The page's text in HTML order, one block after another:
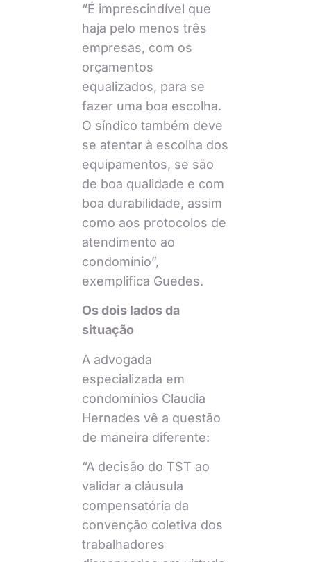
“É imprescindível que
haja pelo menos três
empresas, com os
orçamentos
equalizados, para se
fazer uma boa escolha.
O síndico também deve
se atentar à escolha dos
equipamentos, se são
de boa qualidade e com
boa durabilidade, assim
como aos protocolos de
atendimento ao
condomínio”,
exemplifica Guedes.
Os dois lados da
situação
A advogada
especializada em
condomínios Claudia
Hernades vê a questão
de maneira diferente:
“A decisão do TST ao
validar a cláusula
compensatória da
convenção coletiva dos
trabalhadores